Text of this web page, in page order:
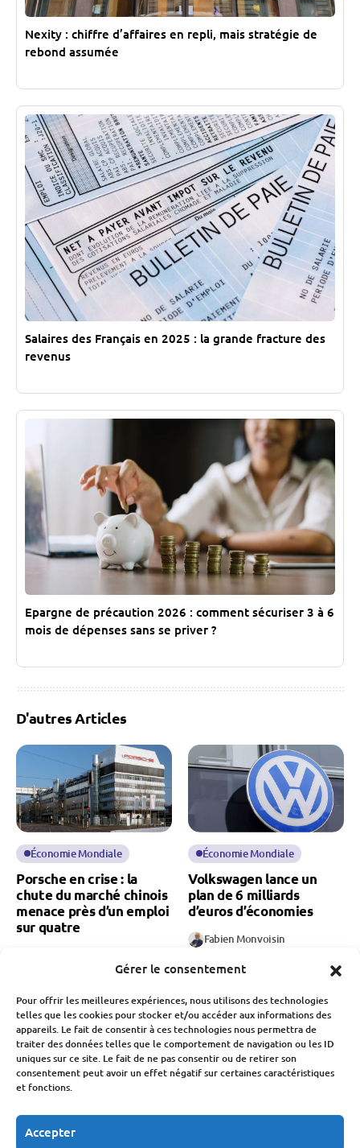
Gérer le consentement
Pour offrir les meilleures expériences, nous utilisons des technologies
telles que les cookies pour stocker et/ou accéder aux informations des
appareils. Le fait de consentir à ces technologies nous permettra de
traiter des données telles que le comportement de navigation ou les ID
uniques sur ce site. Le fait de ne pas consentir ou de retirer son
consentement peut avoir un effet négatif sur certaines caractéristiques
et fonctions.
Accepter
Nexity : chiffre d’affaires en repli, mais stratégie de
rebond assumée
Salaires des Français en 2025 : la grande fracture des
revenus
Epargne de précaution 2026 : comment sécuriser 3 à 6
mois de dépenses sans se priver ?
D'autres Articles
Économie Mondiale
Porsche en crise : la
chute du marché chinois
menace près d’un emploi
sur quatre
Économie Mondiale
Volkswagen lance un
plan de 6 milliards
d’euros d’économies
Fabien Monvoisin
Cours du pétrole en
chute libre : vers une